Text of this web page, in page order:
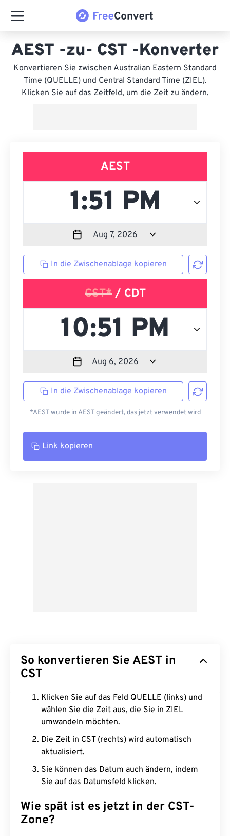
AEST -zu- CST -Konverter
Konvertieren Sie zwischen Australian Eastern Standard
Time (QUELLE) und Central Standard Time (ZIEL).
Klicken Sie auf das Zeitfeld, um die Zeit zu ändern.
AEST
In die Zwischenablage kopieren
CST*/ CDT
In die Zwischenablage kopieren
*AEST wurde in AEST geändert, das jetzt verwendet wird
Link kopieren
So konvertieren Sie AEST in
CST
Klicken Sie auf das Feld QUELLE (links) und
wählen Sie die Zeit aus, die Sie in ZIEL
umwandeln möchten.
Die Zeit in CST (rechts) wird automatisch
aktualisiert.
Sie können das Datum auch ändern, indem
Sie auf das Datumsfeld klicken.
Wie spät ist es jetzt in der CST-
Zone?